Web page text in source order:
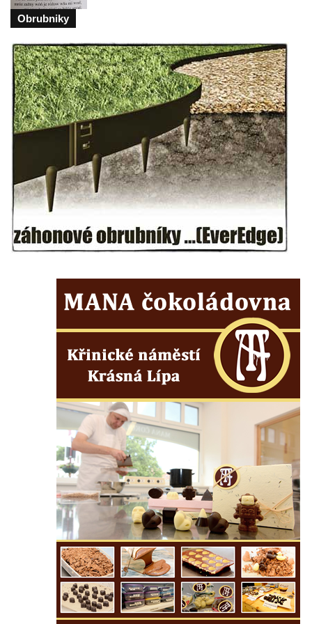
kláštera dominikánů v Českých
Budějovicích
Socha svatého Josefa na nádvoří kláštera
dominikánů v Českých Budějovicích
Socha svaté Anny na nádvoří kláštera
dominikánů v Českých Budějovicích
Socha svatého Dominika na nádvoří
kláštera dominikánů v Českých
Budějovicích
Sousoší Kalvárie před klášterem
dominikánů u Piaristického náměstí v
Českých Budějovicích
Socha svatého Václava u pramene v
Pamětní deska Tomáše Garrigue Masaryka
na radnici v Českých Budějovicích
Pamětní deska Josefa Hloucha na
biskupské rezidenci v Českých
Socha žáby u rybníčku na Náměstí v
Kamenném Újezdě
Pamětní kámen družebních obcí Kamenný
Újezd a Krauchthal v parku na Náměstí v
Kamenném Újezdě
Socha na náměstí J. V. Kamarýta ve
Velešíně
Pomník J. V. Kamarýta v Krumlovské ulici ve
Velešíně
Pamětní deska arcibiskupa Micara ve
vstupu do poutního místa Římov
Obrubniky